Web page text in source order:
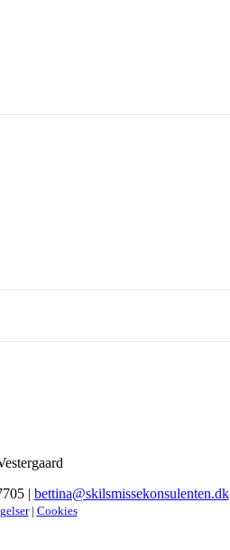
| bettina@skilsmissekonsulenten.dk
| Cookies